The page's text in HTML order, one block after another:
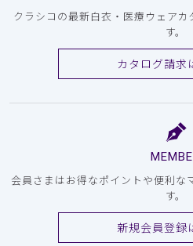
クラシコの最新白衣・医療ウェア
す。
カタログ請求
会員さまはお得なポイントや便利な
す。
新規会員登録